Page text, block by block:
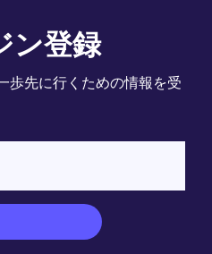
ン登録
歩先に行くための情報を受